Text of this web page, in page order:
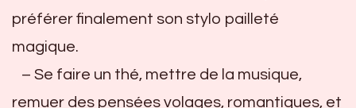
préférer finalement son stylo pailleté
magique.
– Se faire un thé, mettre de la musique,
remuer des pensées volages, romantiques, et